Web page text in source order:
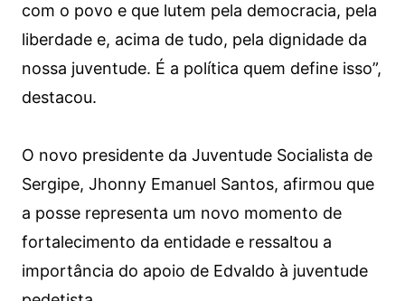
com o povo e que lutem pela democracia, pela
liberdade e, acima de tudo, pela dignidade da
nossa juventude. É a política quem define isso”,
destacou.
O novo presidente da Juventude Socialista de
Sergipe, Jhonny Emanuel Santos, afirmou que
a posse representa um novo momento de
fortalecimento da entidade e ressaltou a
importância do apoio de Edvaldo à juventude